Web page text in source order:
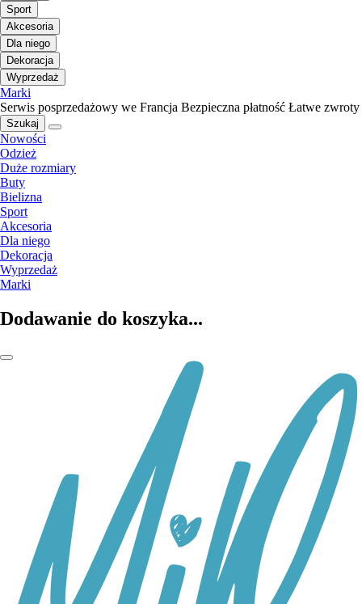
Sport
Akcesoria
Dla niego
Dekoracja
Wyprzedaż
Marki
Serwis posprzedażowy we Francja Bezpieczna płatność Łatwe zwroty
Szukaj
Nowości
Odzież
Duże rozmiary
Buty
Bielizna
Sport
Akcesoria
Dla niego
Dekoracja
Wyprzedaż
Marki
Dodawanie do koszyka...